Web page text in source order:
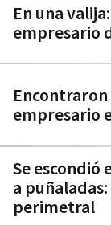
En una
empresario
empresario
Se escondió
a
perimetral